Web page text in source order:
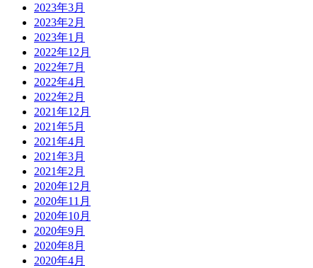
2023年3月
2023年2月
2023年1月
2022年12月
2022年7月
2022年4月
2022年2月
2021年12月
2021年5月
2021年4月
2021年3月
2021年2月
2020年12月
2020年11月
2020年10月
2020年9月
2020年8月
2020年4月